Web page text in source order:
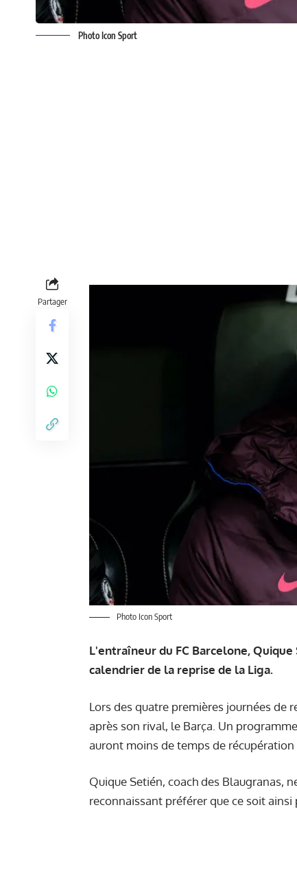
Photo Icon Sport
Partager
Photo Icon Sport
L'entraîneur du FC Barcelone,
calendrier de la reprise de la Liga.
Lors des quatre premières journées de
après son rival, le Barça. Un
auront moins de temps de récupération
Quique Setién, coach des Blaugranas,
reconnaissant préférer que ce soit ainsi